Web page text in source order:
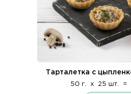
Тарталетка с
50 г. x 25 шт. =